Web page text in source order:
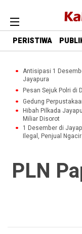
PERISTIWA
Antisipasi 1
Jayapura
Pesan Sejuk Polri di
Gedung
Hibah Pilkada
Miliar Disorot
1 Desember di
Ilegal, Penjual Ngacir
PLN